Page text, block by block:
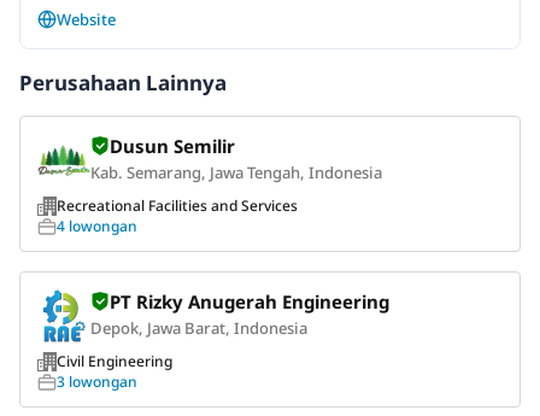
Website
Perusahaan Lainnya
Dusun Semilir
Kab. Semarang, Jawa Tengah, Indonesia
Recreational Facilities and Services
4 lowongan
PT Rizky Anugerah Engineering
Depok, Jawa Barat, Indonesia
Civil Engineering
3 lowongan